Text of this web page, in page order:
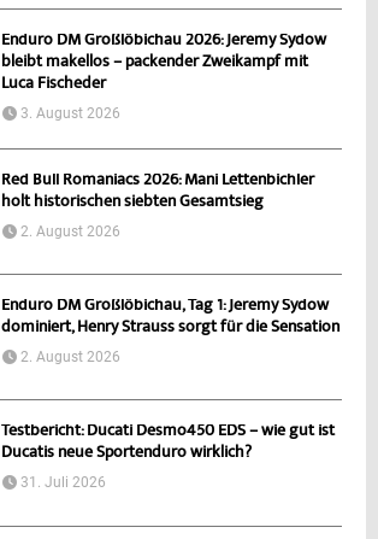
Enduro DM Großlöbichau 2026: Jeremy Sydow
bleibt makellos – packender Zweikampf mit
Luca Fischeder
3. August 2026
Red Bull Romaniacs 2026: Mani Lettenbichler
holt historischen siebten Gesamtsieg
2. August 2026
Enduro DM Großlöbichau, Tag 1: Jeremy Sydow
dominiert, Henry Strauss sorgt für die Sensation
2. August 2026
Testbericht: Ducati Desmo450 EDS – wie gut ist
Ducatis neue Sportenduro wirklich?
31. Juli 2026